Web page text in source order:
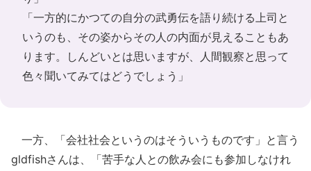
「一方的にかつての自分の武勇伝を語り続ける上司と
いうのも、その姿からその人の内面が見えることもあ
ります。しんどいとは思いますが、人間観察と思って
色々聞いてみてはどうでしょう」
一方、「会社社会というのはそういうものです」と言う
gldfishさんは、「苦手な人との飲み会にも参加しなけれ